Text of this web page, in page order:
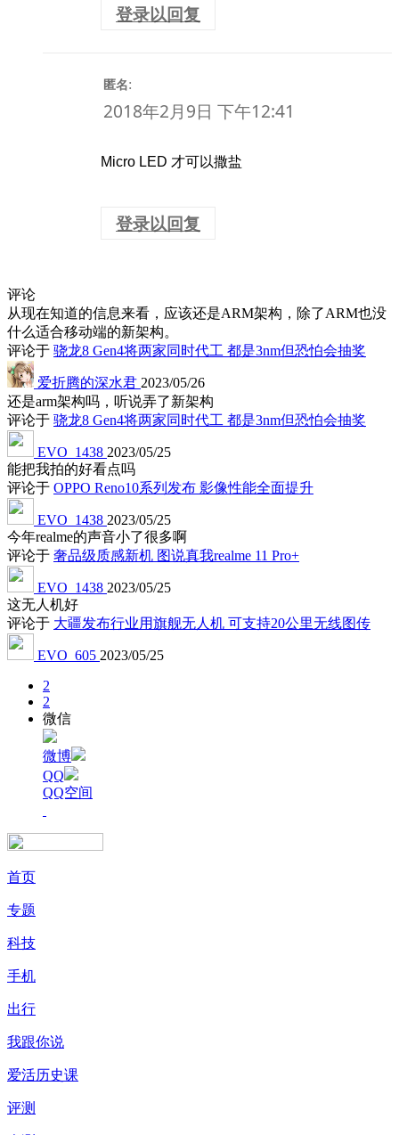
登录以回复
匿名:
2018年2月9日 下午12:41
Micro LED 才可以撒盐
登录以回复
评论
从现在知道的信息来看，应该还是ARM架构，除了ARM也没
什么适合移动端的新架构。
评论于 骁龙8 Gen4将两家同时代工 都是3nm但恐怕会抽奖
爱折腾的深水君 2023/05/26
还是arm架构吗，听说弄了新架构
评论于 骁龙8 Gen4将两家同时代工 都是3nm但恐怕会抽奖
EVO_1438 2023/05/25
能把我拍的好看点吗
评论于 OPPO Reno10系列发布 影像性能全面提升
EVO_1438 2023/05/25
今年realme的声音小了很多啊
评论于 奢品级质感新机 图说真我realme 11 Pro+
EVO_1438 2023/05/25
这无人机好
评论于 大疆发布行业用旗舰无人机 可支持20公里无线图传
EVO_605 2023/05/25
2
2
微信
微博
QQ
QQ空间
首页
专题
科技
手机
出行
我跟你说
爱活历史课
评测